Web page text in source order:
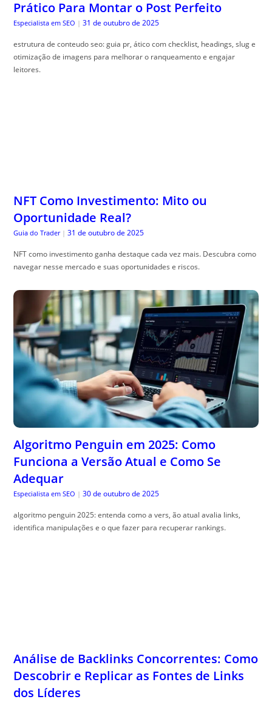
Prático Para Montar o Post Perfeito
Especialista em SEO | 31 de outubro de 2025
estrutura de conteudo seo: guia pr, ático com checklist, headings, slug e
otimização de imagens para melhorar o ranqueamento e engajar
leitores.
NFT Como Investimento: Mito ou
Oportunidade Real?
Guia do Trader | 31 de outubro de 2025
NFT como investimento ganha destaque cada vez mais. Descubra como
navegar nesse mercado e suas oportunidades e riscos.
Algoritmo Penguin em 2025: Como
Funciona a Versão Atual e Como Se
Adequar
Especialista em SEO | 30 de outubro de 2025
algoritmo penguin 2025: entenda como a vers, ão atual avalia links,
identifica manipulações e o que fazer para recuperar rankings.
Análise de Backlinks Concorrentes: Como
Descobrir e Replicar as Fontes de Links
dos Líderes